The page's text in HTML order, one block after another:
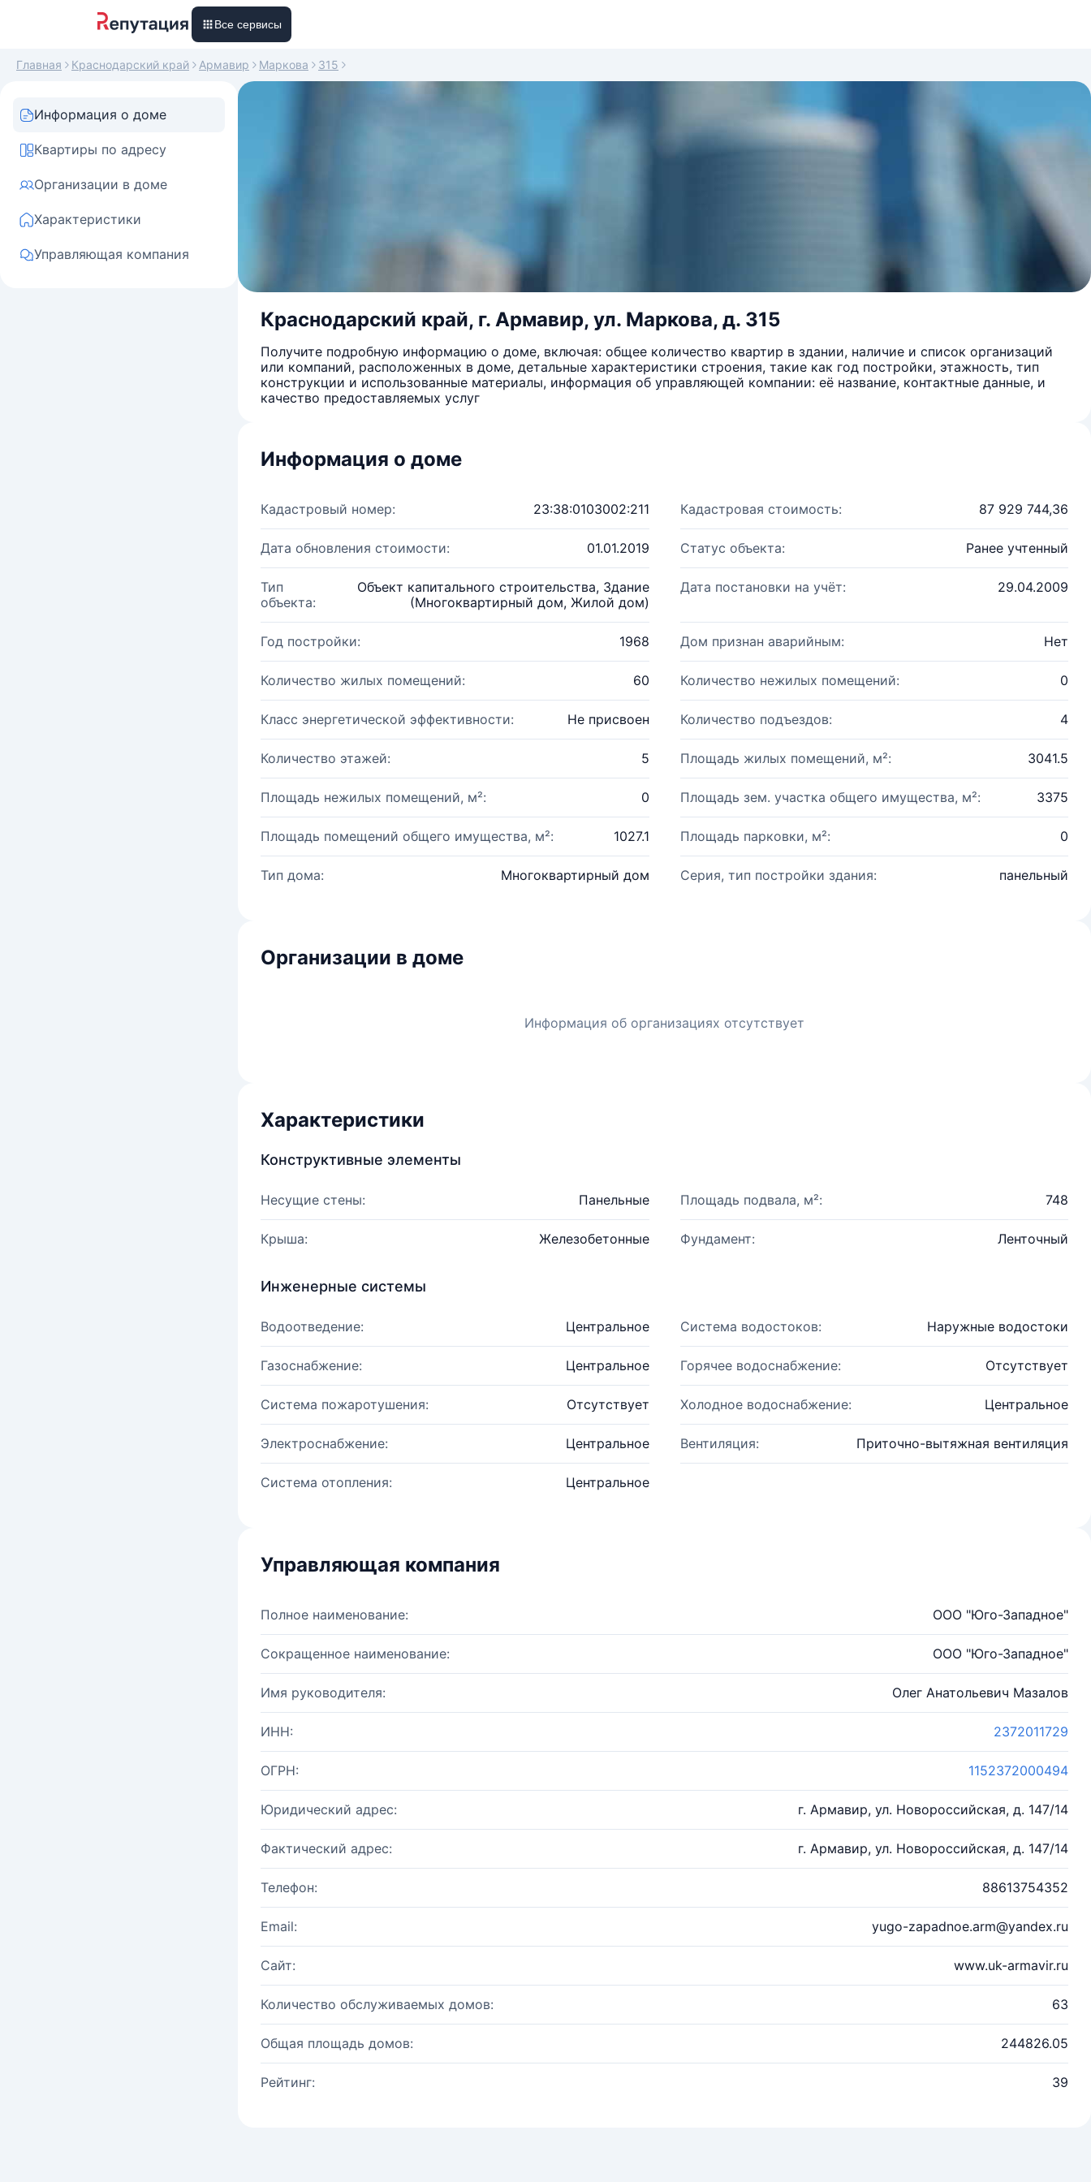
Все сервисы
Главная Краснодарский край Армавир Маркова 315
Информация о доме
Квартиры по адресу
Организации в доме
Характеристики
Управляющая компания
Краснодарский край, г. Армавир, ул. Маркова, д. 315
Получите подробную информацию о доме, включая: общее количество квартир в здании, наличие и список организаций
или компаний, расположенных в доме, детальные характеристики строения, такие как год постройки, этажность, тип
конструкции и использованные материалы, информация об управляющей компании: её название, контактные данные, и
качество предоставляемых услуг
Информация о доме
Кадастровый номер: 23:38:0103002:211 Кадастровая стоимость: 87 929 744,36
Дата обновления стоимости: 01.01.2019 Статус объекта: Ранее учтенный
Тип
объекта:
Объект капитального строительства, Здание
(Многоквартирный дом, Жилой дом)
Дата постановки на учёт: 29.04.2009
Год постройки: 1968 Дом признан аварийным: Нет
Количество жилых помещений: 60 Количество нежилых помещений: 0
Класс энергетической эффективности: Не присвоен Количество подъездов: 4
Количество этажей: 5 Площадь жилых помещений, м²: 3041.5
Площадь нежилых помещений, м²: 0 Площадь зем. участка общего имущества, м²: 3375
Площадь помещений общего имущества, м²: 1027.1 Площадь парковки, м²: 0
Тип дома: Многоквартирный дом Серия, тип постройки здания: панельный
Организации в доме
Информация об организациях отсутствует
Характеристики
Конструктивные элементы
Несущие стены: Панельные Площадь подвала, м²: 748
Крыша: Железобетонные Фундамент: Ленточный
Инженерные системы
Водоотведение: Центральное Система водостоков: Наружные водостоки
Газоснабжение: Центральное Горячее водоснабжение: Отсутствует
Система пожаротушения: Отсутствует Холодное водоснабжение: Центральное
Электроснабжение: Центральное Вентиляция: Приточно-вытяжная вентиляция
Система отопления: Центральное
Управляющая компания
Полное наименование: ООО "Юго-Западное"
Сокращенное наименование: ООО "Юго-Западное"
Имя руководителя: Олег Анатольевич Мазалов
ИНН: 2372011729
ОГРН: 1152372000494
Юридический адрес: г. Армавир, ул. Новороссийская, д. 147/14
Фактический адрес: г. Армавир, ул. Новороссийская, д. 147/14
Телефон: 88613754352
Email: yugo-zapadnoe.arm@yandex.ru
Сайт: www.uk-armavir.ru
Количество обслуживаемых домов: 63
Общая площадь домов: 244826.05
Рейтинг: 39